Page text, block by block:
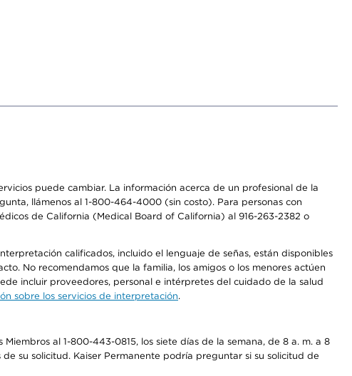
puede cambiar. La información acerca de un profesional de la
llámenos al 1-800-464-4000 (sin costo). Para personas con
de California (Medical Board of California) al 916-263-2382 o
calificados, incluido el lenguaje de señas, están disponibles
No recomendamos que la familia, los amigos o los menores actúen
incluir proveedores, personal e intérpretes del cuidado de la salud
sobre los servicios de interpretación.
al 1-800-443-0815, los siete días de la semana, de 8 a. m. a 8
su solicitud. Kaiser Permanente podría preguntar si su solicitud de